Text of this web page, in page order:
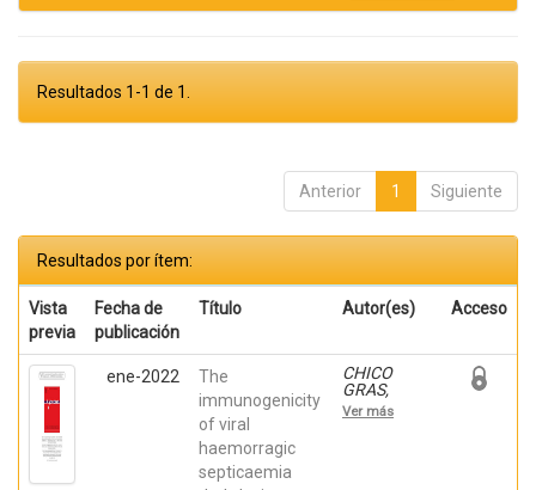
Resultados 1-1 de 1.
Anterior 1 Siguiente
Resultados por ítem:
Vista
previa
Fecha de
publicación
Título Autor(es) Acceso
ene-2022
The
immunogenicity
of viral
haemorragic
septicaemia
CHICO
GRAS,
VERONICA;
Ortega-
Ver más